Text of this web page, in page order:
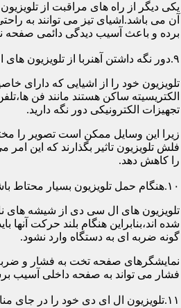
یکی دیگر از راه های مراقبت از
آن می باشد.اشیای تیز می توانند به
برده و باعث آسیب دیدگی دائمی صفحه
۹.دور نگه داشتن آهنربا از تلویزیون های ال ای دی
تلویزیون خود را از اشیایی که دارای
تجهیزات الکترونیکی دور نگه دارید.
زیرا این وسایل ممکن است تصویر را
فلش تلویزیون تاثیر بگذارند که این
را کاهش دهد.
۱۰.هنگام حمل تلویزیون بسیار محتاط باشید
تلویزیون های ال سی دی از شیشه های
شده اند،بنابراین هنگام بلند حرکت آنها
گونه ضربه ای به دستگاه وارد نشود.
نمایشگرهای صفحه تخت به فشار و
فشار می تواند به صفحه داخلی آسیب
۱۱.تلویزیون ال ای دی خود را در جای مناسب قرار دهید